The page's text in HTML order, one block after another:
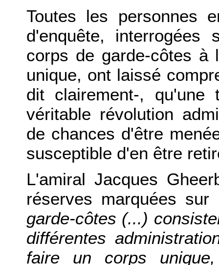
Toutes les personnes
d'enquête,
corps de garde-côtes à
unique, ont laissé
dit clairement-, qu'une
véritable révolution
de chances d'être
susceptible d'en être
L'amiral Jacques
réserves marquées
garde-côtes (...)
différentes
faire un corps